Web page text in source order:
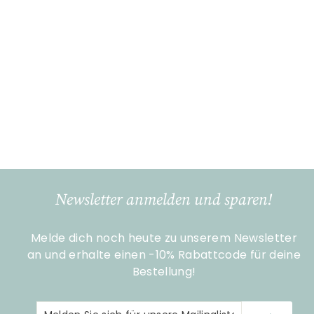
,
Newsletter anmelden und sparen!
Melde dich noch heute zu unserem Newsletter
an und erhalte einen -10% Rabattcode für deine
Bestellung!
Melden
Abonnieren